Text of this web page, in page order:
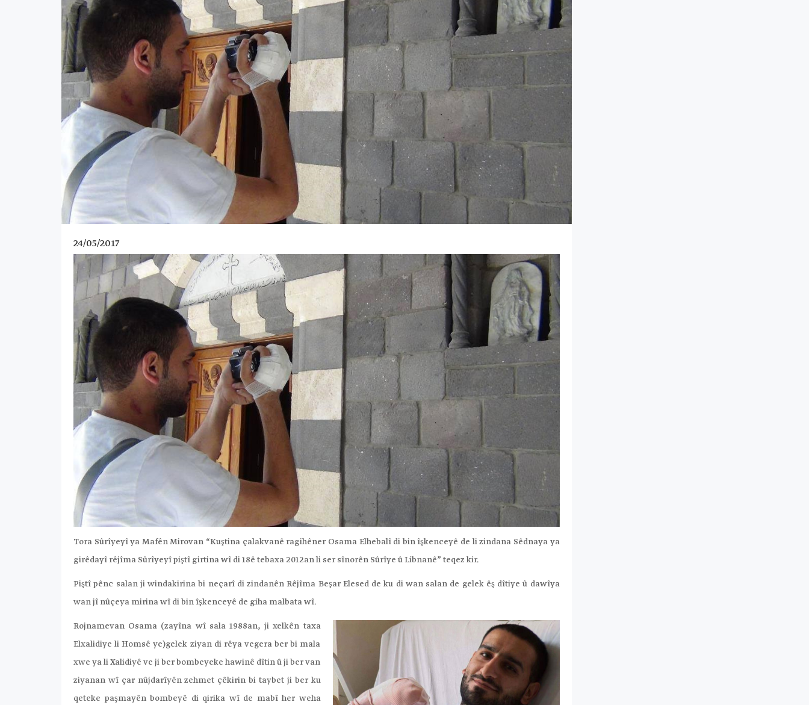
24/05/2017
Tora Sûrîyeyî ya Mafên Mirovan “Kuştina çalakvanê ragihêner Osama Elhebalî di bin îşkenceyê de li zindana Sêdnaya ya
girêdayî rêjîma Sûrîyeyî piştî girtina wî di 18ê tebaxa 2012an li ser sînorên Sûrîye û Libnanê” teqez kir.
Piştî pênc salan ji windakirina bi neçarî di zindanên Rêjîma Beşar Elesed de ku di wan salan de gelek êş dîtiye û dawîya
wan jî nûçeya mirina wî di bin îşkenceyê de giha malbata wî.
Rojnamevan Osama (zayîna wî sala 1988an, ji xelkên taxa
Elxalidiye li Homsê ye)gelek ziyan di rêya vegera ber bi mala
xwe ya li Xalidiyê ve ji ber bombeyeke hawinê dîtin û ji ber van
ziyanan wî çar nûjdarîyên zehmet çêkirin bi taybet ji ber ku
qeteke paşmayên bombeyê di qirika wî de mabî her weha